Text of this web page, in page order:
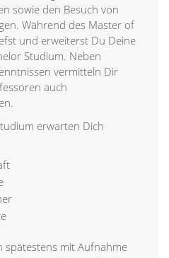
sowie den Besuch von
Während des Master of
und erweiterst Du Deine
Studium. Neben
vermitteln Dir
auch
erwarten Dich
spätestens mit Aufnahme